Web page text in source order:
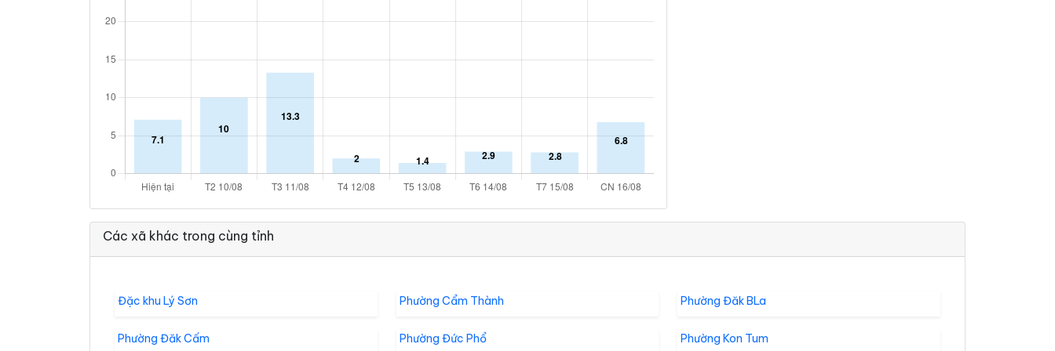
Các xã khác trong cùng tỉnh
Đặc khu Lý Sơn Phường Cẩm Thành Phường Đăk BLa
Phường Đăk Cấm Phường Đức Phổ Phường Kon Tum